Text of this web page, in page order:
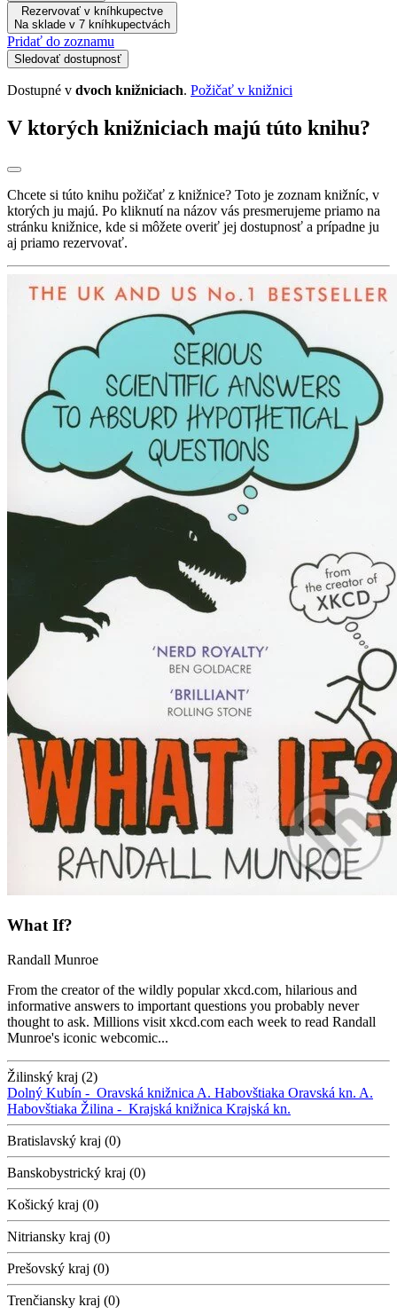
Rezervovať v kníhkupectve
Na sklade v 7 kníhkupectvách
Pridať do zoznamu
Sledovať dostupnosť
Dostupné v dvoch knižniciach. Požičať v knižnici
V ktorých knižniciach majú túto knihu?
Chcete si túto knihu požičať z knižnice? Toto je zoznam knižníc, v
ktorých ju majú. Po kliknutí na názov vás presmerujeme priamo na
stránku knižnice, kde si môžete overiť jej dostupnosť a prípadne ju
aj priamo rezervovať.
What If?
Randall Munroe
From the creator of the wildly popular xkcd.com, hilarious and
informative answers to important questions you probably never
thought to ask. Millions visit xkcd.com each week to read Randall
Munroe's iconic webcomic...
Žilinský kraj (2)
Dolný Kubín - Oravská knižnica A. Habovštiaka Oravská kn. A.
Habovštiaka Žilina - Krajská knižnica Krajská kn.
Bratislavský kraj (0)
Banskobystrický kraj (0)
Košický kraj (0)
Nitriansky kraj (0)
Prešovský kraj (0)
Trenčiansky kraj (0)